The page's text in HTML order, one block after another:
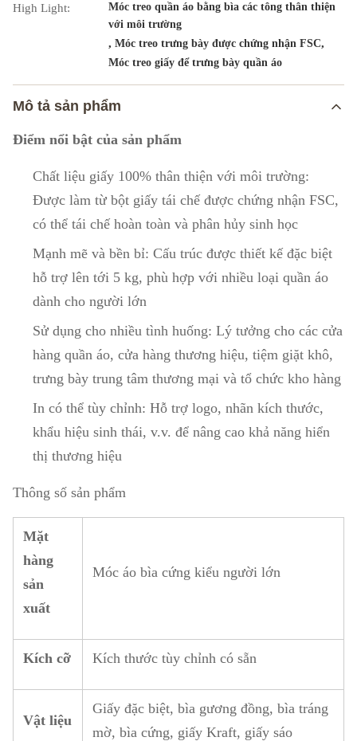
High Light:
Móc treo quần áo bằng bìa các tông thân thiện
với môi trường
, Móc treo trưng bày được chứng nhận FSC,
Móc treo giấy để trưng bày quần áo
Mô tả sản phẩm
Điểm nổi bật của sản phẩm
Chất liệu giấy 100% thân thiện với môi trường:
Được làm từ bột giấy tái chế được chứng nhận FSC,
có thể tái chế hoàn toàn và phân hủy sinh học
Mạnh mẽ và bền bỉ: Cấu trúc được thiết kế đặc biệt
hỗ trợ lên tới 5 kg, phù hợp với nhiều loại quần áo
dành cho người lớn
Sử dụng cho nhiều tình huống: Lý tưởng cho các cửa
hàng quần áo, cửa hàng thương hiệu, tiệm giặt khô,
trưng bày trung tâm thương mại và tổ chức kho hàng
In có thể tùy chỉnh: Hỗ trợ logo, nhãn kích thước,
khẩu hiệu sinh thái, v.v. để nâng cao khả năng hiển
thị thương hiệu
Thông số sản phẩm
Mặt
hàng
sản
xuất
Móc áo bìa cứng kiểu người lớn
Kích cỡ Kích thước tùy chỉnh có sẵn
Vật liệu
Giấy đặc biệt, bìa gương đồng, bìa tráng
mờ, bìa cứng, giấy Kraft, giấy sáo